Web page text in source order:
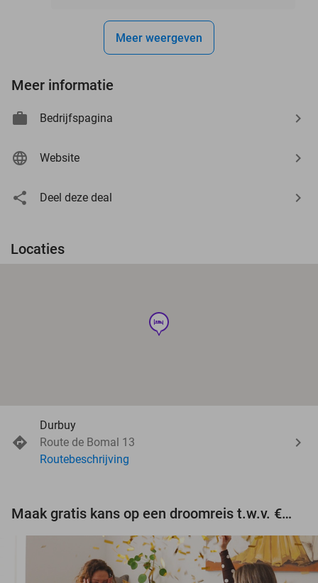
Meer weergeven
Meer informatie
Bedrijfspagina
Website
Deel deze deal
Locaties
hotel
Durbuy
Route de Bomal 13
Routebeschrijving
Maak gratis kans op een droomreis t.w.v. €3.000!